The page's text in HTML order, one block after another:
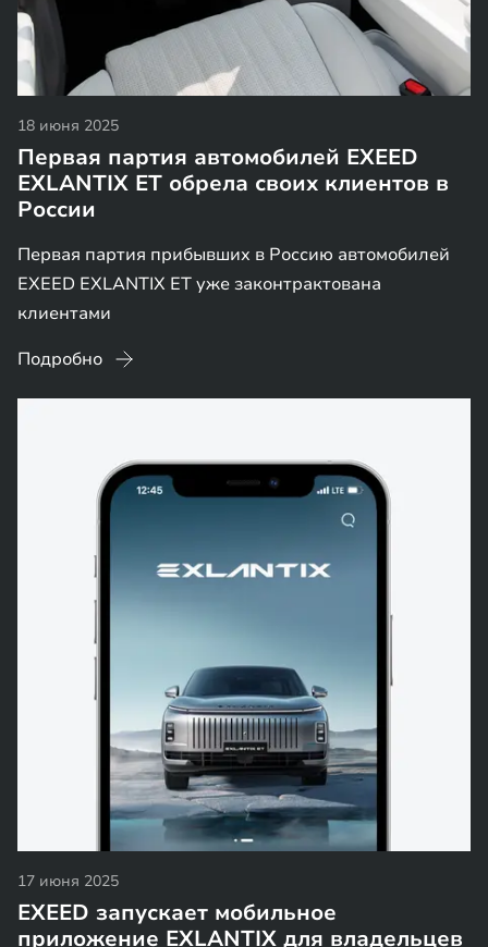
18 июня 2025
Первая партия автомобилей EXEED
EXLANTIX ET обрела своих клиентов в
России
Первая партия прибывших в Россию автомобилей
EXEED EXLANTIX ET уже законтрактована
клиентами
Подробно
17 июня 2025
EXEED запускает мобильное
приложение EXLANTIX для владельцев